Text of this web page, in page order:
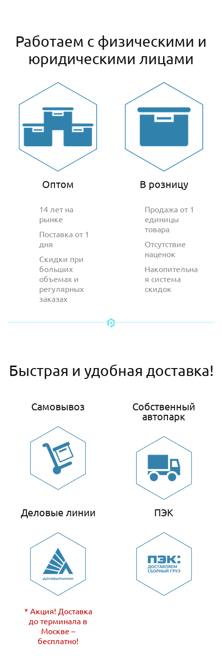
Работаем с физическими и
юридическими лицами
Оптом
14 лет на
рынке
Поставка от 1
дня
Скидки при
больших
объемах и
регулярных
заказах
В розницу
Продажа от 1
единицы
товара
Отсутствие
наценок
Накопительна
я система
скидок
Быстрая и удобная доставка!
Самовывоз
Собственный
автопарк
Деловые линии
* Акция! Доставка
до терминала в
Москве –
бесплатно!
ПЭК